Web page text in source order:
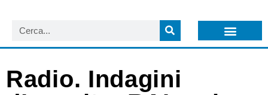
Radio. Indagini